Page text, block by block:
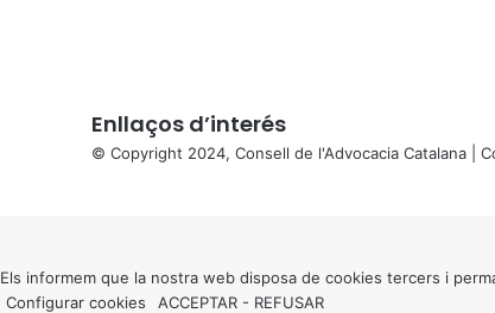
Enllaços d’interés
© Copyright 2024, Consell de l'Advocacia Catalana |
button
Els informem que la nostra web disposa de cookies tercers i
Configurar cookies
ACCEPTAR - REFUSAR